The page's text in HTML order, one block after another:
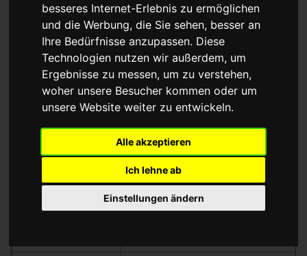
besseres Internet-Erlebnis zu ermöglichen
und die Werbung, die Sie sehen, besser an
Ihre Bedürfnisse anzupassen. Diese
Technologien nutzen wir außerdem, um
Ergebnisse zu messen, um zu verstehen,
woher unsere Besucher kommen oder um
unsere Website weiter zu entwickeln.
Alle akzeptieren
Ich lehne ab
Einstellungen ändern
29 Inch / 29er
29er
32 Spoke Wheels
32-Speichen-Laufräder
333 ®
333 ®
36 Inch / 36er
36er
3rd hand
Bremsfedergreifer
4130
4th hand
Bowdenzugspannzange
531 ®
600 ®